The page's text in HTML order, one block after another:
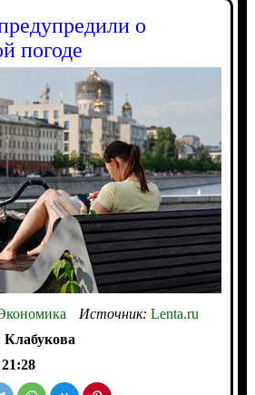
о
погоде
Источник: Lenta.ru